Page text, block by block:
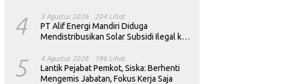
4 3 Agustus 2026 204 Lihat
PT Alif Energi Mandiri Diduga
Mendistribusikan Solar Subsidi Ilegal ke
5 4 Agustus 2026 196 Lihat
Lantik Pejabat Pemkot, Siska: Berhenti
Mengemis Jabatan, Fokus Kerja Saja